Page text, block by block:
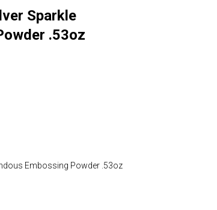
Sparkle
.53oz
Embossing Powder .53oz